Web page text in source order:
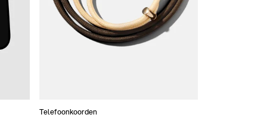
Telefoonkoorden